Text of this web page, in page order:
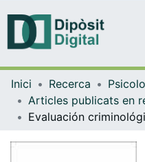
Inici Recerca